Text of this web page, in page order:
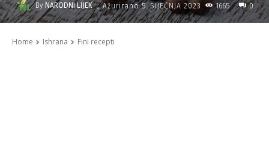
By NARODNI LIJEK - Ažurirano 5. SIJEČNJA 2023. 1665 0
Home Ishrana Fini recepti